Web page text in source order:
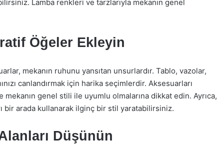
Lamba renkleri ve tarzlarıyla mekanın genel
Öğeler Ekleyin
mekanın ruhunu yansıtan unsurlardır. Tablo, vazolar,
canlandırmak için harika seçimlerdir. Aksesuarları
mekanın genel stili ile uyumlu olmalarına dikkat edin. Ayrıca,
bir arada kullanarak ilginç bir stil yaratabilirsiniz.
Düşünün